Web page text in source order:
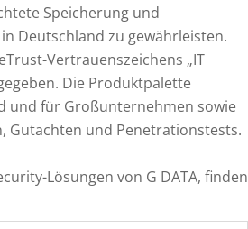
Speicherung und
Deutschland zu gewährleisten.
Vertrauenszeichens „IT
Die Produktpalette
und für Großunternehmen sowie
Gutachten und Penetrationstests.
Lösungen von G DATA, finden